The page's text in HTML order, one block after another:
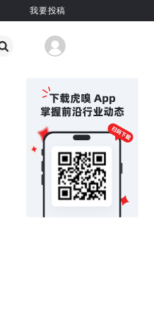
我要投稿